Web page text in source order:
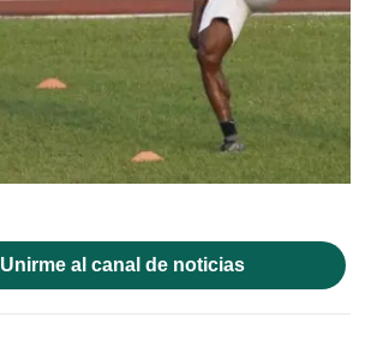
Unirme al canal de noticias